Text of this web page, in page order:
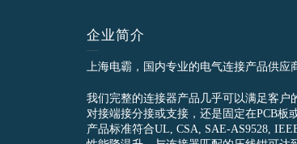
企业简介
上海电霸，国内专业的电气连接产品供应
我们完整的连接器产品几乎可以满足客户
对接端接分接或支接，还是固定在PCB板
产品标准符合UL, CSA, SAE-AS9528,